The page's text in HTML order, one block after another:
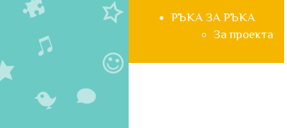
РЪКА ЗА РЪКА
За проекта